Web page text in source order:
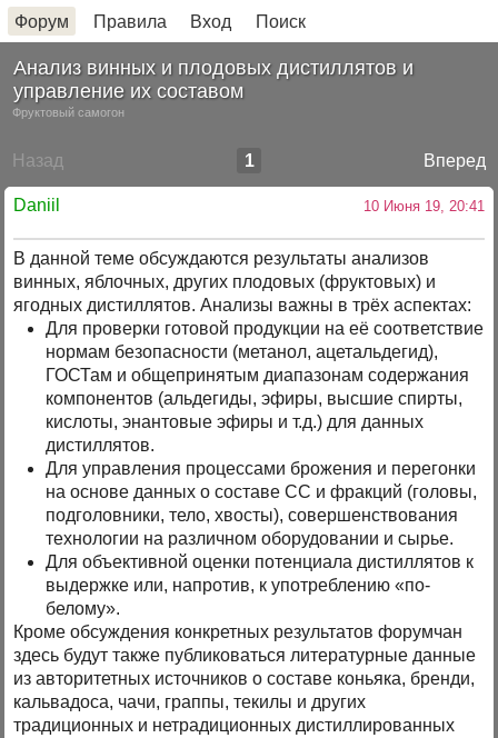
Форум Правила Вход Поиск
Анализ винных и плодовых дистиллятов и
управление их составом
Фруктовый самогон
Назад Вперед
1
Daniil 10 Июня 19, 20:41
В данной теме обсуждаются результаты анализов
винных, яблочных, других плодовых (фруктовых) и
ягодных дистиллятов. Анализы важны в трёх аспектах:
Для проверки готовой продукции на её соответствие
нормам безопасности (метанол, ацетальдегид),
ГОСТам и общепринятым диапазонам содержания
компонентов (альдегиды, эфиры, высшие спирты,
кислоты, энантовые эфиры и т.д.) для данных
дистиллятов.
Для управления процессами брожения и перегонки
на основе данных о составе СС и фракций (головы,
подголовники, тело, хвосты), совершенствования
технологии на различном оборудовании и сырье.
Для объективной оценки потенциала дистиллятов к
выдержке или, напротив, к употреблению «по-
белому».
Кроме обсуждения конкретных результатов форумчан
здесь будут также публиковаться литературные данные
из авторитетных источников о составе коньяка, бренди,
кальвадоса, чачи, граппы, текилы и других
традиционных и нетрадиционных дистиллированных